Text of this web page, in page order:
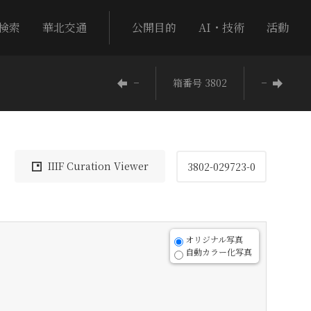
索 華北交通 公開目的 AI・技術 活動
− 箱番号 3802 −
IIIF Curation Viewer 3802-029723-0
オリジナル写真
自動カラー化写真